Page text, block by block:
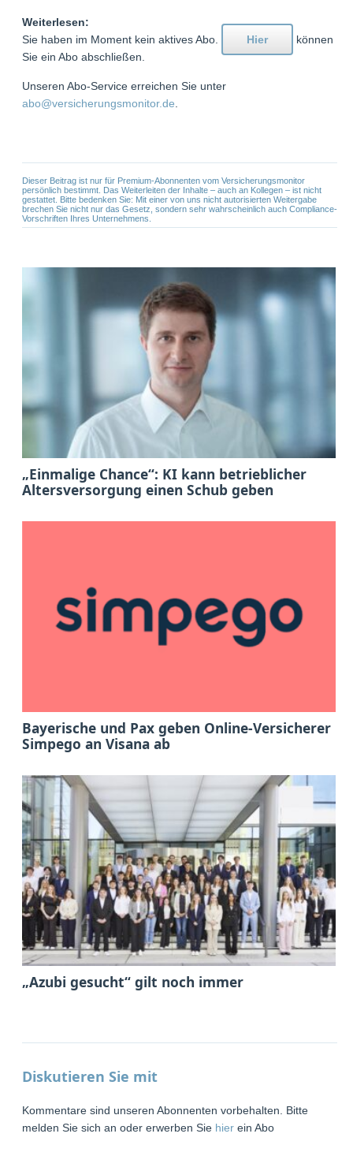
Weiterlesen:
Sie haben im Moment kein aktives Abo.
Hier
können
Sie ein Abo abschließen.
Unseren Abo-Service erreichen Sie unter
abo@versicherungsmonitor.de
Dieser Beitrag ist nur für Premium-Abonnenten vom Versicherungsmonitor
persönlich bestimmt. Das Weiterleiten der Inhalte – auch an Kollegen – ist nicht
gestattet. Bitte bedenken Sie: Mit einer von uns nicht autorisierten Weitergabe
brechen Sie nicht nur das Gesetz, sondern sehr wahrscheinlich auch Compliance-
Vorschriften Ihres Unternehmens.
„Einmalige Chance“: KI kann betrieblicher
Altersversorgung einen Schub geben
Bayerische und Pax geben Online-Versicherer
Simpego an Visana ab
„Azubi gesucht“ gilt noch immer
Diskutieren Sie mit
Kommentare sind unseren Abonnenten vorbehalten. Bitte
melden Sie sich an oder erwerben Sie hier ein Abo